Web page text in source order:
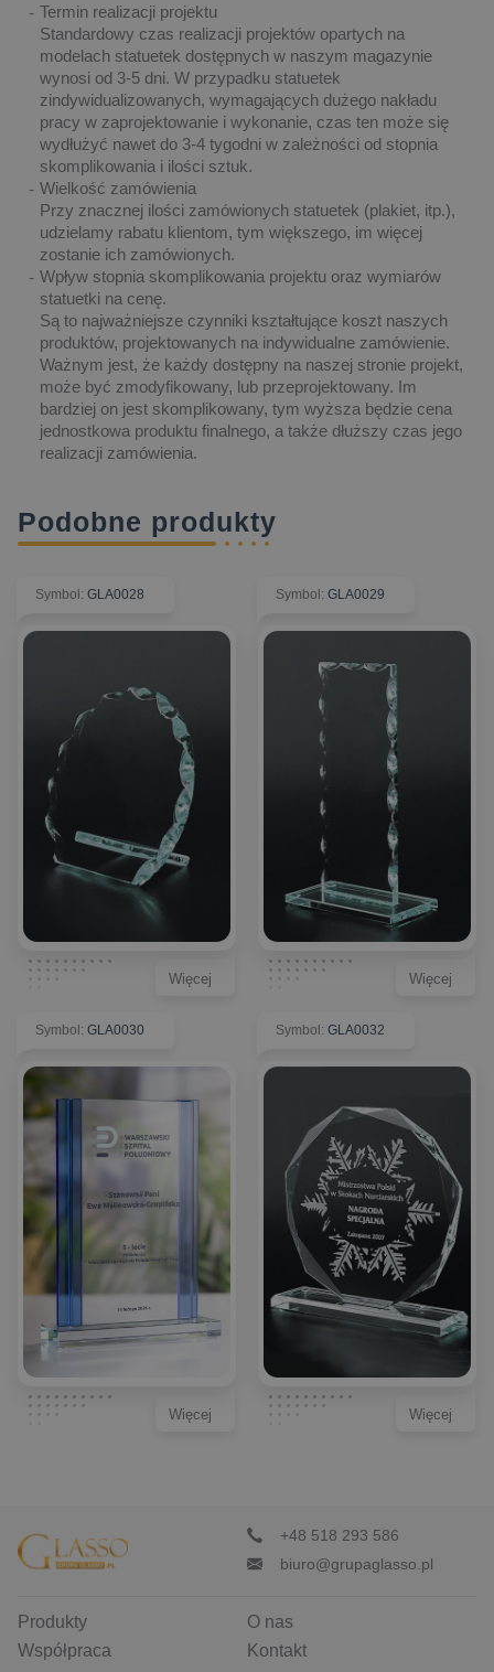
Termin realizacji projektu
Standardowy czas realizacji projektów opartych na
modelach statuetek dostępnych w naszym magazynie
wynosi od 3-5 dni. W przypadku statuetek
zindywidualizowanych, wymagających dużego nakładu
pracy w zaprojektowanie i wykonanie, czas ten może się
wydłużyć nawet do 3-4 tygodni w zależności od stopnia
skomplikowania i ilości sztuk.
Wielkość zamówienia
Przy znacznej ilości zamówionych statuetek (plakiet, itp.),
udzielamy rabatu klientom, tym większego, im więcej
zostanie ich zamówionych.
Wpływ stopnia skomplikowania projektu oraz wymiarów
statuetki na cenę.
Są to najważniejsze czynniki kształtujące koszt naszych
produktów, projektowanych na indywidualne zamówienie.
Ważnym jest, że każdy dostępny na naszej stronie projekt,
może być zmodyfikowany, lub przeprojektowany. Im
bardziej on jest skomplikowany, tym wyższa będzie cena
jednostkowa produktu finalnego, a także dłuższy czas jego
realizacji zamówienia.
Podobne produkty
Symbol: GLA0028
Więcej
Symbol: GLA0029
Więcej
Symbol: GLA0030
Więcej
Symbol: GLA0032
Więcej
+48 518 293 586
biuro@grupaglasso.pl
Produkty
O nas
Współpraca
Kontakt